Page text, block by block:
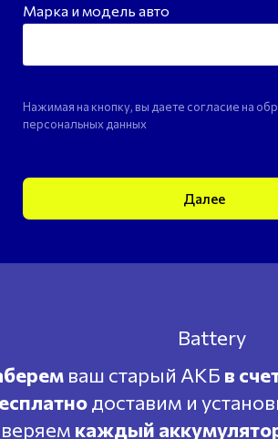
Марка и модель авто
Нажимая на кнопку, вы даете согласие на
персональных данных
Далее
ваш старый АКБ в
доставим и
каждый